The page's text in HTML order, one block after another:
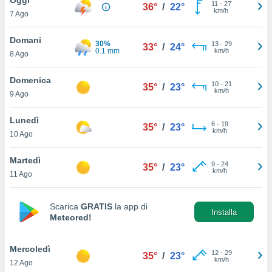
è
al sito
di
ci
di
il
un
la
nella
7 Ago
36° / 22° 11 - 27
km/h
Domani
8 Ago
30%
0.1 mm
33° / 24° 13- 29
km/h
Domenica
9 Ago
35° / 23° 10- 21
km/h
Lunedì
10 Ago
35° / 23° 6- 19
km/h
Martedì
11 Ago
35° / 23° 9- 24
km/h
Scarica GRATIS la app di
Meteored!
Installa
Mercoledì
12 Ago
35° / 23° 12- 29
km/h